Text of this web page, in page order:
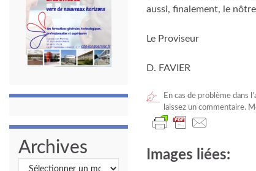
aussi, finalement, le
Le Proviseur
D. FAVIER
En cas de problème dans
laissez un commentaire.
Images liées:
Archives
Archives